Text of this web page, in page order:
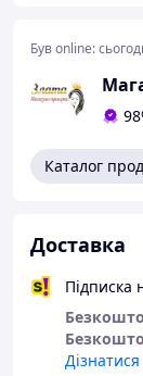
Розмір:
намистин 6 та
Був online:
Каталог
Доставка
Підписка